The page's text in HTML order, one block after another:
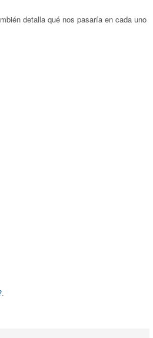
detalla qué nos pasaría en cada uno
.